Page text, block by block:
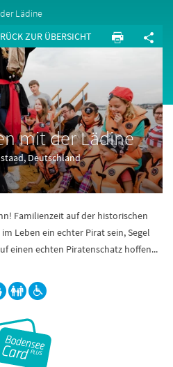
Lädine
ZUR ÜBERSICHT
mit der Lädine
Deutschland
Familienzeit auf der historischen
Leben ein echter Pirat sein, Segel
einen echten Piratenschatz hoffen...